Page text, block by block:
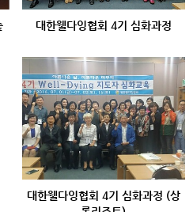
대한웰다잉협회 4기 심화과정
대한웰다잉협회 4기 심화과정 (상